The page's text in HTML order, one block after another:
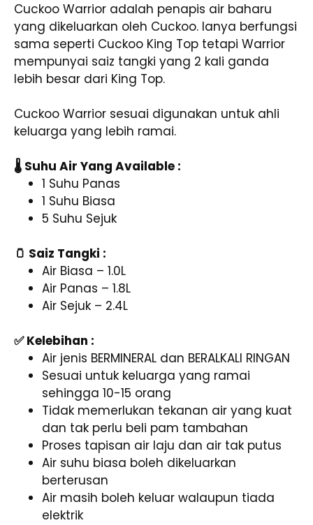
Cuckoo Warrior adalah penapis air baharu
yang dikeluarkan oleh Cuckoo. Ianya berfungsi
sama seperti Cuckoo King Top tetapi Warrior
mempunyai saiz tangki yang 2 kali ganda
lebih besar dari King Top.
Cuckoo Warrior sesuai digunakan untuk ahli
keluarga yang lebih ramai.
🌡️ Suhu Air Yang Available :
1 Suhu Panas
1 Suhu Biasa
5 Suhu Sejuk
🫙 Saiz Tangki :
Air Biasa – 1.0L
Air Panas – 1.8L
Air Sejuk – 2.4L
✅ Kelebihan :
Air jenis BERMINERAL dan BERALKALI RINGAN
Sesuai untuk keluarga yang ramai
sehingga 10-15 orang
Tidak memerlukan tekanan air yang kuat
dan tak perlu beli pam tambahan
Proses tapisan air laju dan air tak putus
Air suhu biasa boleh dikeluarkan
berterusan
Air masih boleh keluar walaupun tiada
elektrik